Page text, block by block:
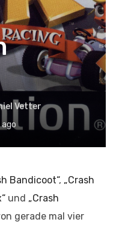
Vetter
ago
Bandicoot“, „Crash
und „Crash
gerade mal vier